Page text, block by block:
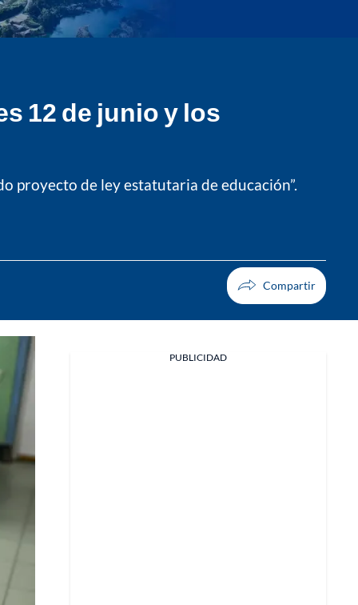
12 de junio y los
proyecto de ley estatutaria de educación”.
PUBLICIDAD